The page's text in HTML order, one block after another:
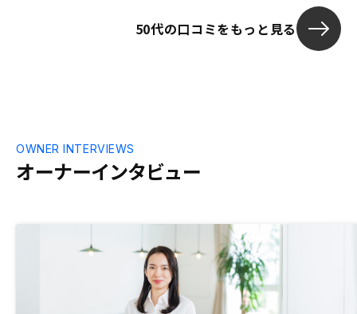
なものを紹介
に時間がかか
で、あらかじ
50代の口コミをもっと見る
オーナーインタビュー
OWNER INTERVIEWS